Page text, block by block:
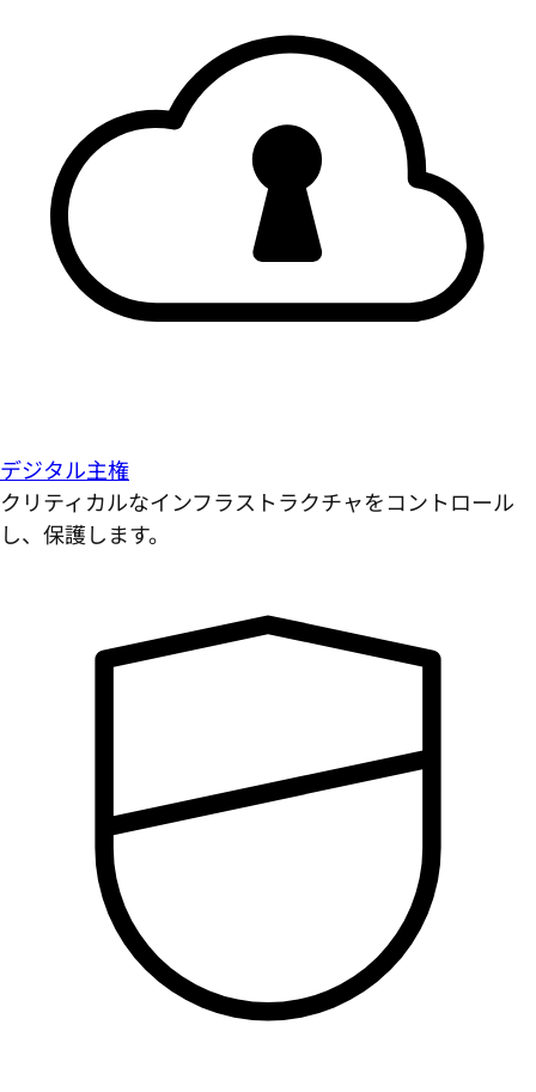
デジタル主権
クリティカルなインフラストラクチャをコントロール
し、保護します。